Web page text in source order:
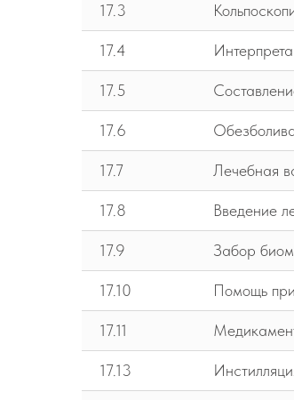
17.3
17.4
17.5
17.6
17.7 Лечебная
17.8 Введение
17.9 Забор
17.10 Помощь
17.11
17.13